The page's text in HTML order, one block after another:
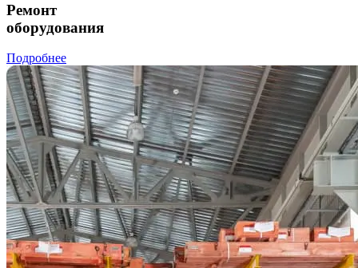
Ремонт
оборудования
Подробнее